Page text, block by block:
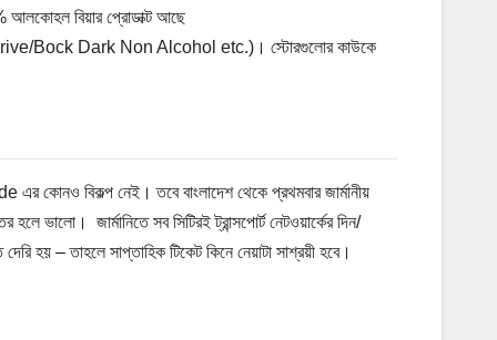
আলকোহল বিয়ার প্রোডাক্ট আছে
Bock Dark Non Alcohol etc.)। স্টোরগুলোর কাউকে
কোনও বিকল্প নেই। তবে বাংলাদেশ থেকে প্রথমবার জার্মানীয়
ভালো। জার্মানিতে সব সিটিরই ট্রান্সপোর্ট নেটওয়ার্কের দিন/
হয় – তাহলে সাপ্তাহিক টিকেট কিনে নেয়াটা সাশ্রয়ী হবে।